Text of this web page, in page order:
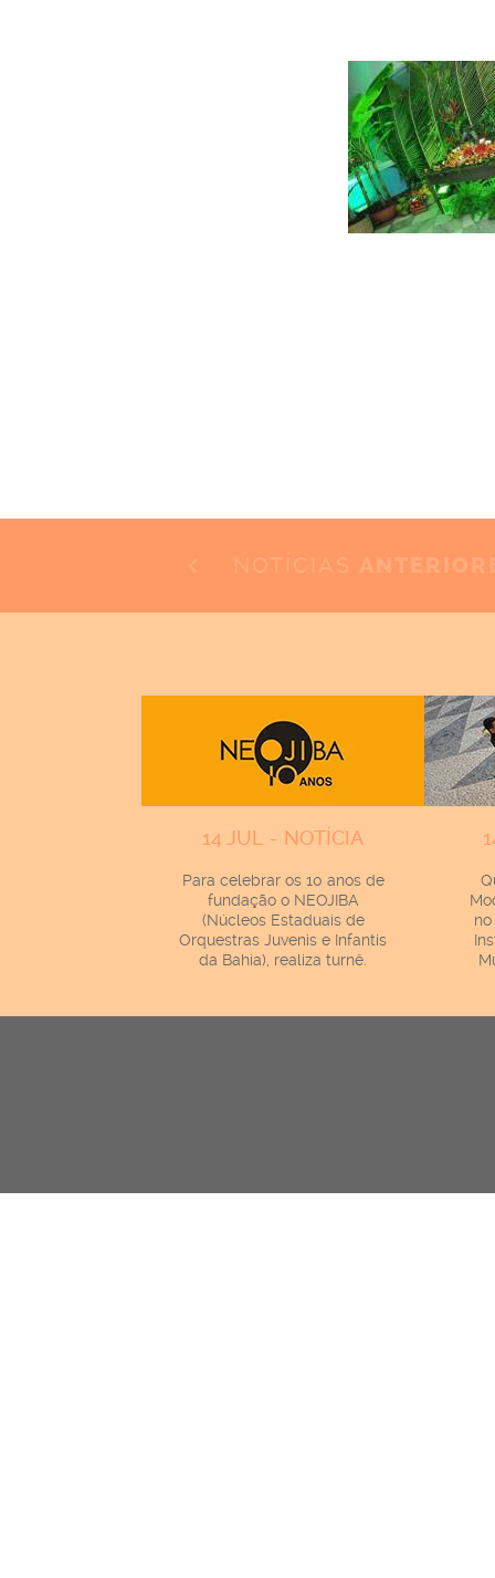
14 JUL - NOTÍCIA
Para celebrar os 10 anos de
fundação o NEOJIBA
(Núcleos Estaduais de
Orquestras Juvenis e Infantis
da Bahia), realiza turnê.